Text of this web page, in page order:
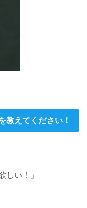
教えてください！
しい！」